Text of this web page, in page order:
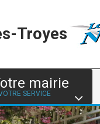
Troyes
mairie
SERVICE